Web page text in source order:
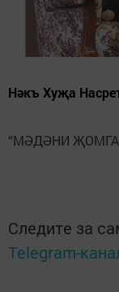
Нәкъ Хуҗа
“МӘДӘНИ
Следите за
Telegram-